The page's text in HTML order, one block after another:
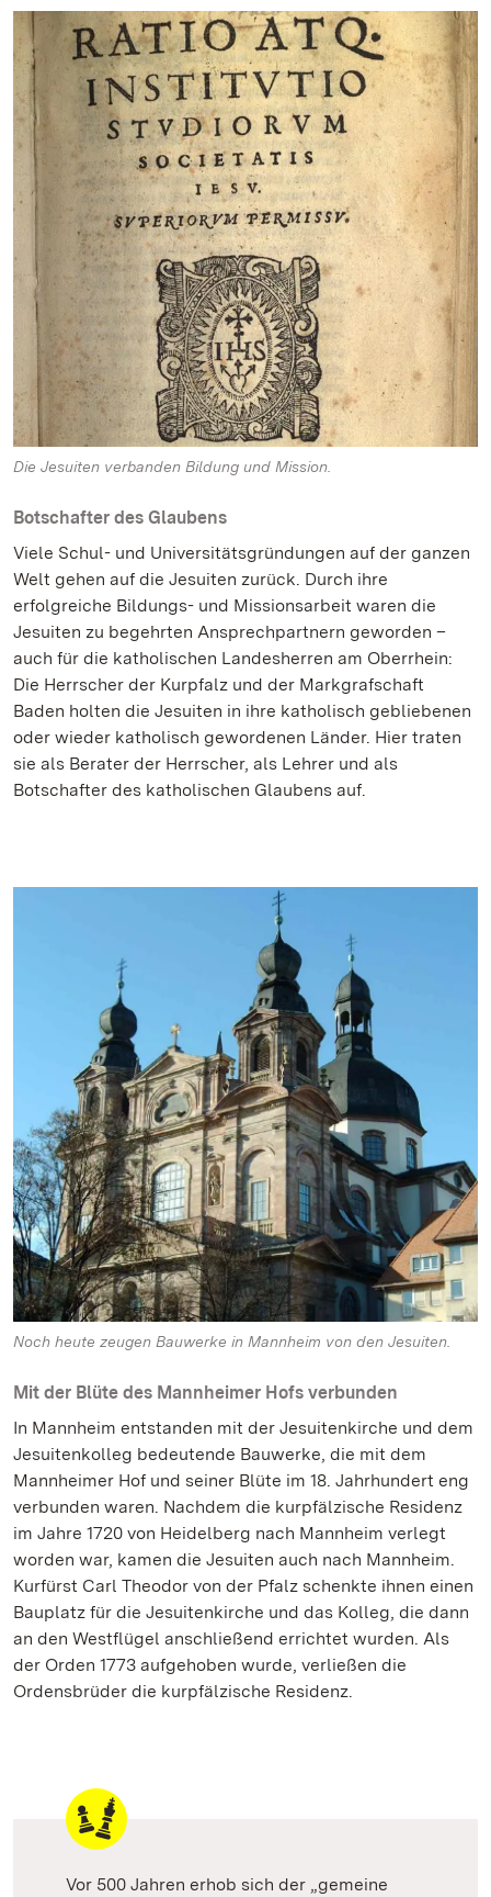
Die Jesuiten verbanden Bildung und Mission.
Botschafter des Glaubens
Viele Schul- und Universitätsgründungen auf der ganzen
Welt gehen auf die Jesuiten zurück. Durch ihre
erfolgreiche Bildungs- und Missionsarbeit waren die
Jesuiten zu begehrten Ansprechpartnern geworden –
auch für die katholischen Landesherren am Oberrhein:
Die Herrscher der Kurpfalz und der Markgrafschaft
Baden holten die Jesuiten in ihre katholisch gebliebenen
oder wieder katholisch gewordenen Länder. Hier traten
sie als Berater der Herrscher, als Lehrer und als
Botschafter des katholischen Glaubens auf.
Noch heute zeugen Bauwerke in Mannheim von den Jesuiten.
Mit der Blüte des Mannheimer Hofs verbunden
In Mannheim entstanden mit der Jesuitenkirche und dem
Jesuitenkolleg bedeutende Bauwerke, die mit dem
Mannheimer Hof und seiner Blüte im 18. Jahrhundert eng
verbunden waren. Nachdem die kurpfälzische Residenz
im Jahre 1720 von Heidelberg nach Mannheim verlegt
worden war, kamen die Jesuiten auch nach Mannheim.
Kurfürst Carl Theodor von der Pfalz schenkte ihnen einen
Bauplatz für die Jesuitenkirche und das Kolleg, die dann
an den Westflügel anschließend errichtet wurden. Als
der Orden 1773 aufgehoben wurde, verließen die
Ordensbrüder die kurpfälzische Residenz.
Vor 500 Jahren erhob sich der „gemeine